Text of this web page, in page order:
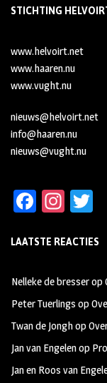
STICHTING
www.helvoirt.net
www.haaren.nu
www.vught.nu
nieuws@helvoirt.net
info@haaren.nu
nieuws@vught.nu
Fa
b
oo
k
In
ag
m
tt
LAATSTE REACTIES
Nelleke de bresserop
Peter Tuerlings op
Twan de Jonghop
Jan van Engelenop
Jan en Roos van